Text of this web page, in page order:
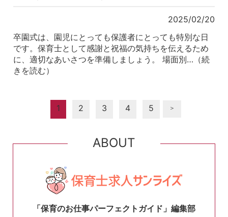
2025/02/20
卒園式は、園児にとっても保護者にとっても特別な日
です。保育士として感謝と祝福の気持ちを伝えるため
に、適切なあいさつを準備しましょう。 場面別…（続
きを読む）
1 2 3 4 5 ＞
ABOUT
「保育のお仕事パーフェクトガイド」編集部